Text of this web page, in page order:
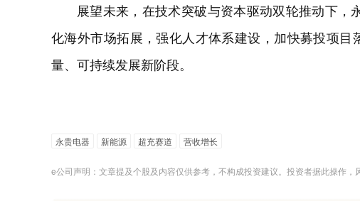
展望未来，在技术突破与资本驱动双轮推动下
化海外市场拓展，强化人才体系建设，加快募投项
量、可持续发展新阶段。
永贵电器 新能源 超充赛道 营收增长
e公司声明：文章提及个股及内容仅供参考，不构成投资建议。投资者据此操作，